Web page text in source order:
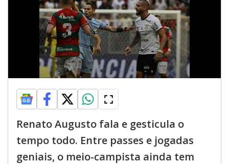
Renato Augusto fala e gesticula o
tempo todo. Entre passes e jogadas
geniais, o meio-campista ainda tem